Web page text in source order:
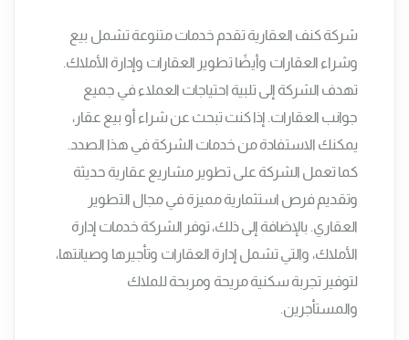
شركة كنف العقارية تقدم خدمات متنوعة تشمل بيع
وشراء العقارات وأيضًا تطوير العقارات وإدارة الأملاك.
تهدف الشركة إلى تلبية احتياجات العملاء في جميع
جوانب العقارات. إذا كنت تبحث عن شراء أو بيع عقار،
يمكنك الاستفادة من خدمات الشركة في هذا الصدد.
كما تعمل الشركة على تطوير مشاريع عقارية حديثة
وتقديم فرص استثمارية مميزة في مجال التطوير
العقاري. بالإضافة إلى ذلك، توفر الشركة خدمات إدارة
الأملاك، والتي تشمل إدارة العقارات وتأجيرها وصيانتها،
لتوفير تجربة سكنية مريحة ومربحة للملاك
والمستأجرين.